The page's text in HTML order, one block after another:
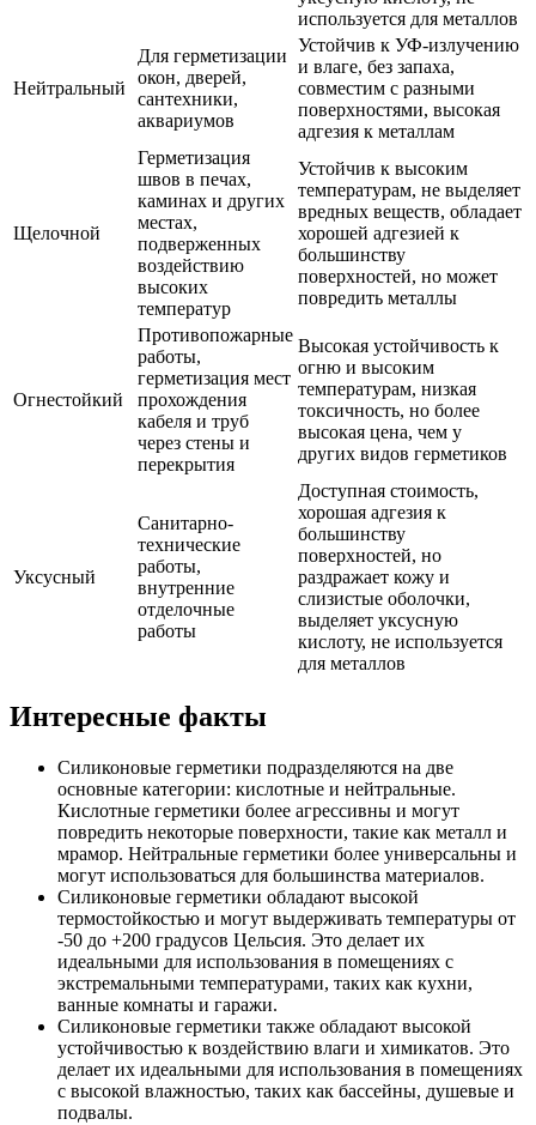
используется для металлов
Нейтральный
Для герметизации
окон, дверей,
сантехники,
аквариумов
Устойчив к УФ-излучению
и влаге, без запаха,
совместим с разными
поверхностями, высокая
адгезия к металлам
Щелочной
Герметизация
швов в печах,
каминах и других
местах,
подверженных
воздействию
высоких
температур
Устойчив к высоким
температурам, не выделяет
вредных веществ, обладает
хорошей адгезией к
большинству
поверхностей, но может
повредить металлы
Огнестойкий
Противопожарные
работы,
герметизация мест
прохождения
кабеля и труб
через стены и
перекрытия
Высокая устойчивость к
огню и высоким
температурам, низкая
токсичность, но более
высокая цена, чем у
других видов герметиков
Уксусный
Санитарно-
технические
работы,
внутренние
отделочные
работы
Доступная стоимость,
хорошая адгезия к
большинству
поверхностей, но
раздражает кожу и
слизистые оболочки,
выделяет уксусную
кислоту, не используется
для металлов
Интересные факты
Силиконовые герметики подразделяются на две
основные категории: кислотные и нейтральные.
Кислотные герметики более агрессивны и могут
повредить некоторые поверхности, такие как металл и
мрамор. Нейтральные герметики более универсальны и
могут использоваться для большинства материалов.
Силиконовые герметики обладают высокой
термостойкостью и могут выдерживать температуры от
-50 до +200 градусов Цельсия. Это делает их
идеальными для использования в помещениях с
экстремальными температурами, таких как кухни,
ванные комнаты и гаражи.
Силиконовые герметики также обладают высокой
устойчивостью к воздействию влаги и химикатов. Это
делает их идеальными для использования в помещениях
с высокой влажностью, таких как бассейны, душевые и
подвалы.